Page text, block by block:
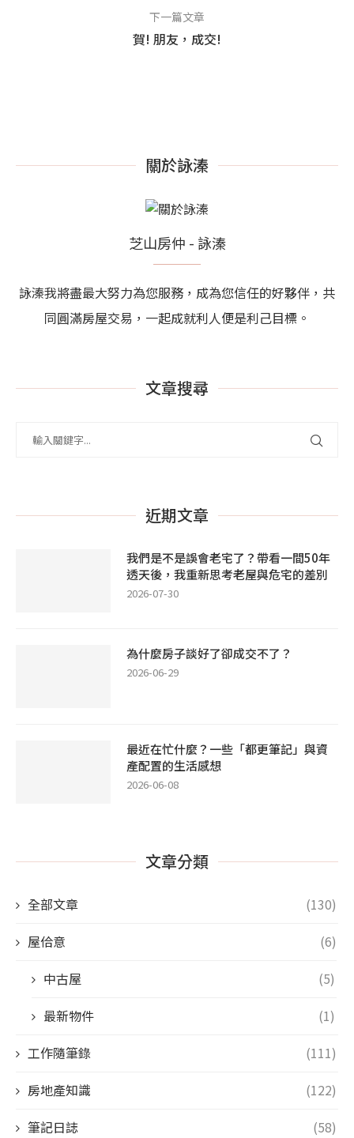
下一篇文章
賀! 朋友，成交!
關於詠溱
芝山房仲 - 詠溱
詠溱我將盡最大努力為您服務，成為您信任的好夥伴，共
同圓滿房屋交易，一起成就利人便是利己目標。
文章搜尋
近期文章
我們是不是誤會老宅了？帶看一間50年
透天後，我重新思考老屋與危宅的差別
2026-07-30
為什麼房子談好了卻成交不了？
2026-06-29
最近在忙什麼？一些「都更筆記」與資
產配置的生活感想
2026-06-08
文章分類
全部文章
(130)
屋佮意
(6)
中古屋
(5)
最新物件
(1)
工作隨筆錄
(111)
房地產知識
(122)
筆記日誌
(58)